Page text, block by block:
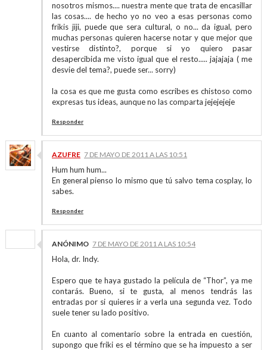
nosotros mismos.... nuestra mente que trata de encasillar
las cosas.... de hecho yo no veo a esas personas como
frikis jiji, puede que sera cultural, o no... da igual, pero
muchas personas quieren hacerse notar y que mejor que
vestirse distinto?, porque si yo quiero pasar
desapercibida me visto igual que el resto..... jajajaja ( me
desvie del tema?, puede ser... sorry)
la cosa es que me gusta como escribes es chistoso como
expresas tus ideas, aunque no las comparta jejejejeje
Responder
AZUFRE 7 DE MAYO DE 2011 A LAS 10:51
Hum hum hum...
En general pienso lo mismo que tú salvo tema cosplay, lo
sabes.
Responder
ANÓNIMO 7 DE MAYO DE 2011 A LAS 10:54
Hola, dr. Indy.
Espero que te haya gustado la película de “Thor”, ya me
contarás. Bueno, si te gusta, al menos tendrás las
entradas por si quieres ir a verla una segunda vez. Todo
suele tener su lado positivo.
En cuanto al comentario sobre la entrada en cuestión,
supongo que friki es el término que se ha impuesto a ser